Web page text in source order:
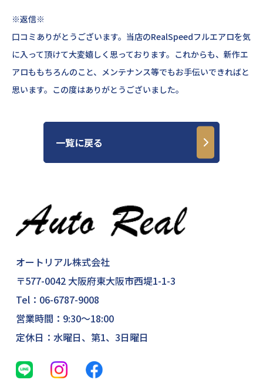
※返信※
口コミありがとうございます。当店のRealSpeedフルエアロを気
に入って頂けて大変嬉しく思っております。これからも、新作エ
アロももちろんのこと、メンテナンス等でもお手伝いできればと
思います。この度はありがとうございました。
一覧に戻る
オートリアル株式会社
〒577-0042 大阪府東大阪市西堤1-1-3
Tel： 06-6787-9008
営業時間：9:30～18:00
定休日：水曜日、第1、3日曜日